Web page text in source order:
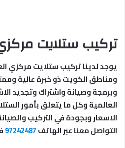
تركيب ستلايت
يوجد لدينا تركيب ستلايت مركزي
ومناطق الكويت ذو خبرة عالية
وبرمجة وصيانة واشتراك وتجديد
العالمية وكل ما يتعلق بأمور
الاسعار وبجودة في التركيب
التواصل معنا عبر الهاتف97242487